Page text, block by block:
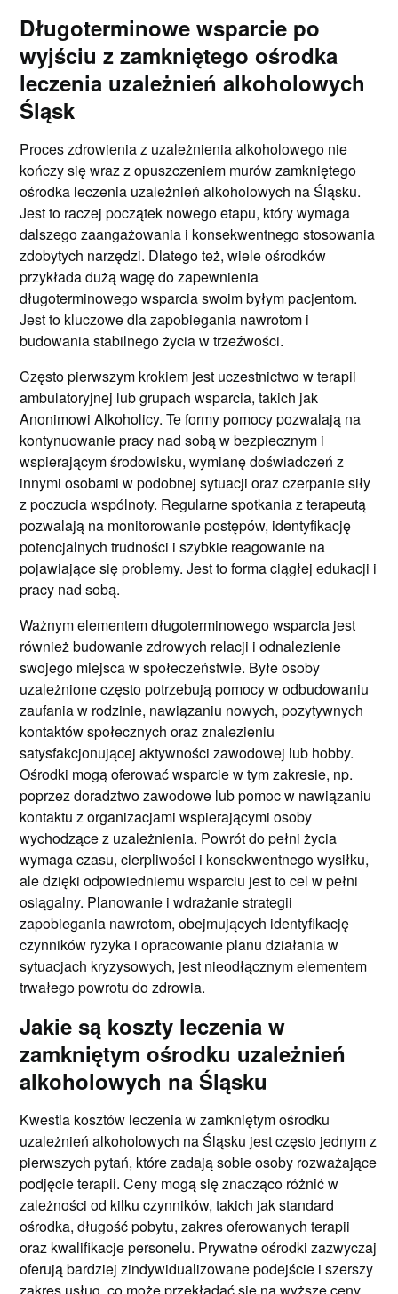
Długoterminowe wsparcie po
wyjściu z zamkniętego ośrodka
leczenia uzależnień alkoholowych
Śląsk
Proces zdrowienia z uzależnienia alkoholowego nie
kończy się wraz z opuszczeniem murów zamkniętego
ośrodka leczenia uzależnień alkoholowych na Śląsku.
Jest to raczej początek nowego etapu, który wymaga
dalszego zaangażowania i konsekwentnego stosowania
zdobytych narzędzi. Dlatego też, wiele ośrodków
przykłada dużą wagę do zapewnienia
długoterminowego wsparcia swoim byłym pacjentom.
Jest to kluczowe dla zapobiegania nawrotom i
budowania stabilnego życia w trzeźwości.
Często pierwszym krokiem jest uczestnictwo w terapii
ambulatoryjnej lub grupach wsparcia, takich jak
Anonimowi Alkoholicy. Te formy pomocy pozwalają na
kontynuowanie pracy nad sobą w bezpiecznym i
wspierającym środowisku, wymianę doświadczeń z
innymi osobami w podobnej sytuacji oraz czerpanie siły
z poczucia wspólnoty. Regularne spotkania z terapeutą
pozwalają na monitorowanie postępów, identyfikację
potencjalnych trudności i szybkie reagowanie na
pojawiające się problemy. Jest to forma ciągłej edukacji i
pracy nad sobą.
Ważnym elementem długoterminowego wsparcia jest
również budowanie zdrowych relacji i odnalezienie
swojego miejsca w społeczeństwie. Byłe osoby
uzależnione często potrzebują pomocy w odbudowaniu
zaufania w rodzinie, nawiązaniu nowych, pozytywnych
kontaktów społecznych oraz znalezieniu
satysfakcjonującej aktywności zawodowej lub hobby.
Ośrodki mogą oferować wsparcie w tym zakresie, np.
poprzez doradztwo zawodowe lub pomoc w nawiązaniu
kontaktu z organizacjami wspierającymi osoby
wychodzące z uzależnienia. Powrót do pełni życia
wymaga czasu, cierpliwości i konsekwentnego wysiłku,
ale dzięki odpowiedniemu wsparciu jest to cel w pełni
osiągalny. Planowanie i wdrażanie strategii
zapobiegania nawrotom, obejmujących identyfikację
czynników ryzyka i opracowanie planu działania w
sytuacjach kryzysowych, jest nieodłącznym elementem
trwałego powrotu do zdrowia.
Jakie są koszty leczenia w
zamkniętym ośrodku uzależnień
alkoholowych na Śląsku
Kwestia kosztów leczenia w zamkniętym ośrodku
uzależnień alkoholowych na Śląsku jest często jednym z
pierwszych pytań, które zadają sobie osoby rozważające
podjęcie terapii. Ceny mogą się znacząco różnić w
zależności od kilku czynników, takich jak standard
ośrodka, długość pobytu, zakres oferowanych terapii
oraz kwalifikacje personelu. Prywatne ośrodki zazwyczaj
oferują bardziej zindywidualizowane podejście i szerszy